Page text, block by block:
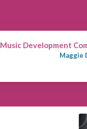
Music Development
Maggie